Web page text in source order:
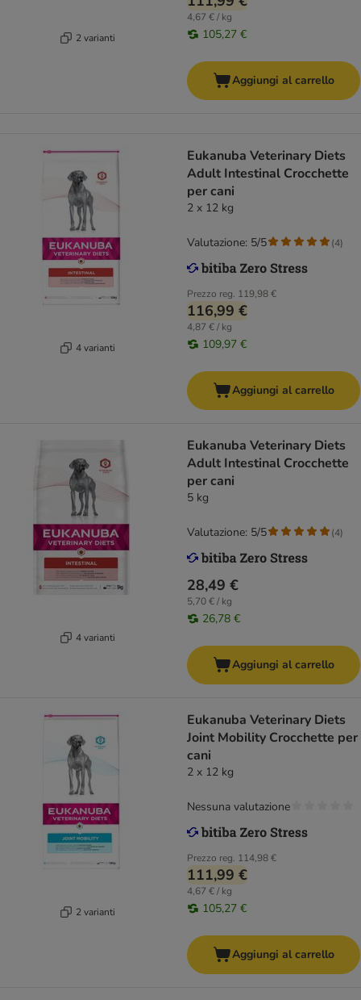
2 varianti
4,67 € / kg
105,27 €
Aggiungi al carrello
4 varianti
Eukanuba Veterinary Diets
Adult Intestinal Crocchette
per cani
2 x 12 kg
Prezzo reg. 119,98 €
116,99 €
4,87 € / kg
109,97 €
Valutazione: 5/5 (4)
Aggiungi al carrello
4 varianti
Eukanuba Veterinary Diets
Adult Intestinal Crocchette
per cani
5 kg
28,49 €
5,70 € / kg
26,78 €
Valutazione: 5/5 (4)
Aggiungi al carrello
2 varianti
Eukanuba Veterinary Diets
Joint Mobility Crocchette per
cani
2 x 12 kg
Prezzo reg. 114,98 €
111,99 €
4,67 € / kg
105,27 €
Nessuna valutazione
Aggiungi al carrello